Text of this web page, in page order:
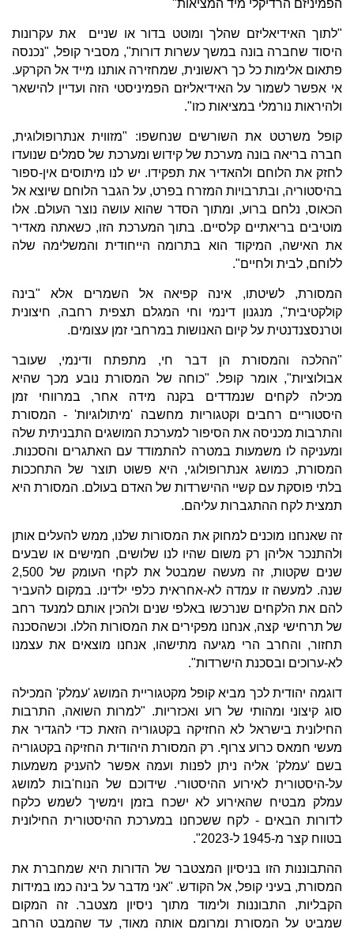
הפמיניזם הרדיקלי מיד המציאות"
"לתוך האידיאליזם שהלך ומוטט בדור או שניים את עקרונות
היסוד שחברה בונה במשך עשרות דורות", מסביר קופל, "נכנסה
פתאום אלימות כל כך ראשונית, שמחזירה אותנו מייד אל הקרקע.
אי אפשר לשמור על האידיאליזם הפמיניסטי הזה ועדיין להישאר
ולהיראות נורמלי במציאות כזו".
קופל משרטט את השורשים שנחשפו: "מזווית אנתרופולוגית,
חברה בריאה בונה מערכת של קידוש ומערכת של סמלים שנועדו
לחזק את הלוחם ולהאדיר את תפקידו. יש לנו מיתוסים אין-ספור
בהיסטוריה, ובתרבויות המזרח בפרט, על הגבר הלוחם שיוצא אל
הכאוס, נלחם ברוע, ומתוך הסדר שהוא עושה נוצר העולם. אלו
מוטיבים בריאתיים קלסיים. בתוך המערכת הזו, כשאתה מאדיר
את האישה, המיקוד הוא בתרומה הייחודית והמשלימה שלה
ללוחם, לבית ולחיים".
המסורת, לשיטתו, אינה קפיאה אל השמרים אלא "בינה
קולקטיבית", מנגנון דינמי וחי המגלם תצפית רחבה, חיצונית
וטרנסצנדנטית על קיום האנושות במרחבי זמן עצומים.
"ההלכה והמסורת הן דבר חי, מתפתח ודינמי, שעובר
אבולוציות", אומר קופל. "כוחה של המסורת נובע מכך שהיא
מכילה לקחים שנמדדים בקנה מידה אחר, במרווחי זמן
היסטוריים רחבים וקטגוריות מחשבה 'מיתולוגיות' - המסורת
והתרבות מכניסה את הסיפור למערכת המושגים התבניתית שלה
ומעניקה לו משמעות במטרה להתמודד עם האתגרים והסכנות.
המסורת, כמושג אנתרופולוגי, היא פשוט תוצר של התחככות
בלתי פוסקת עם קשיי ההישרדות של האדם בעולם. המסורת היא
תמצית לקח ההתגברות עליהם.
זה שאנחנו מוכנים למחוק את המסורות שלנו, ממש להעלים אותן
ולהתנכר אליהן רק משום שהיו לנו שלושים, חמישים או שבעים
שנים שקטות, זה מעשה שמבטל את לקחי העומק של 2,500
שנה. למעשה זו עמדה לא-אחראית כלפי ילדינו. במקום להעביר
להם את הלקחים שנרכשו באלפי שנים ולהכין אותם למנעד רחב
של תרחישי קצה, אנחנו מפקירים את המסורות הללו. וכשהסכנה
תחזור, והחרב הרי מגיעה מתישהו, אנחנו מוצאים את עצמנו
לא-ערוכים ובסכנת הישרדות".
דוגמה יהודית לכך מביא קופל מקטגוריית המושג 'עמלק' המכילה
סוג קיצוני ומהותי של רוע ואכזריות. "למרות השואה, התרבות
החילונית בישראל לא החזיקה בקטגוריה הזאת כדי להגדיר את
מעשי חמאס כרוע צרוף. רק המסורת היהודית החזיקה בקטגוריה
בשם 'עמלק' אליה ניתן לפנות ועמה אפשר להעניק משמעות
על-היסטורית לאירוע ההיסטורי. שידוכם של הנוח'בות למושג
עמלק מבטיח שהאירוע לא ישכח בזמן וימשיך לשמש כלקח
לדורות הבאים - לקח ששכחנו במערכת ההיסטורית החילונית
בטווח קצר מ-1945 ל-2023".
ההתבוננות הזו בניסיון המצטבר של הדורות היא שמחברת את
המסורת, בעיני קופל, אל הקודש. "אני מדבר על בינה כמו במידות
הקבליות, התבוננות ולימוד מתוך ניסיון מצטבר. זה המקום
שמביט על המסורת ומרומם אותה מאוד, עד שהמבט הרחב